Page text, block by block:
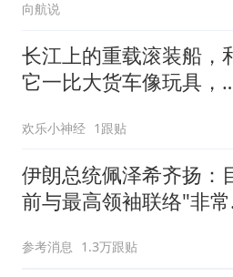
长江鱼群是怎样的？
向航说
长江上的重载滚装船，
它一比大货车像玩具，
欢乐小神经 1跟贴
伊朗总统佩泽希齐扬：
前与最高领袖联络"非常
参考消息 1.3万跟贴